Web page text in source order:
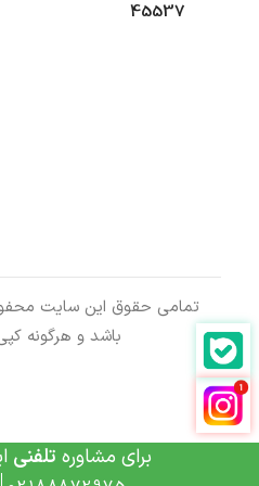
45537
تمامی حقوق این سایت
باشد و هرگونه
برای مشاوره تلفنی